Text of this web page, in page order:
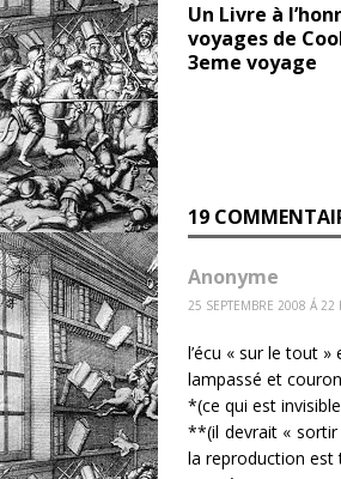
Un Livre à
voyages de
3eme voyage
19
Anonyme
25 SEPTEMBRE 2008 Á
l’écu « sur le tout
lampassé et
*(ce qui est
**(il devrait « sortir
la reproduction est